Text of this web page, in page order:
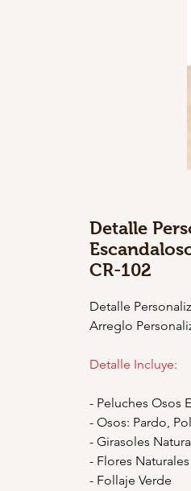
Detalle
CR-102
Detalle
Arreglo
Detalle Incluye:
- Peluches Osos
- Osos: Pardo,
- Girasoles
- Flores Naturales
- Follaje Verde